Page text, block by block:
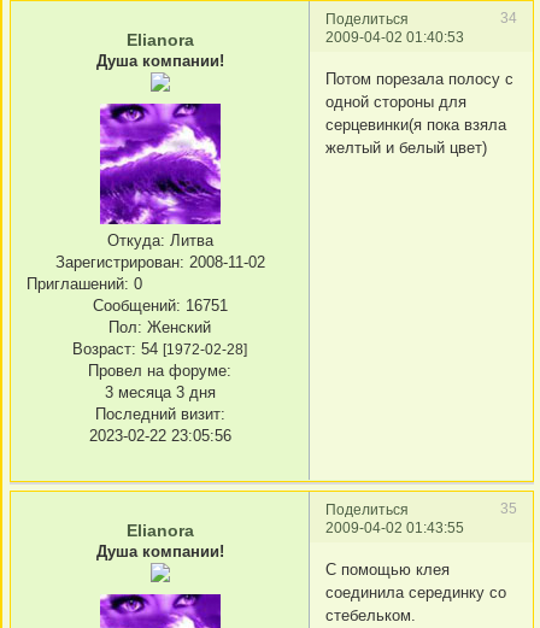
Поделиться
34
2009-04-02 01:40:53
Elianora
Душа компании!
Откуда: Литва
Зарегистрирован: 2008-11-02
Приглашений: 0
Сообщений: 16751
Пол: Женский
Возраст: 54 [1972-02-28]
Провел на форуме:
3 месяца 3 дня
Последний визит:
2023-02-22 23:05:56
Потом порезала полосу с
одной стороны для
серцевинки(я пока взяла
желтый и белый цвет)
Поделиться
35
2009-04-02 01:43:55
Elianora
Душа компании!
С помощью клея
соединила серединку со
стебельком.